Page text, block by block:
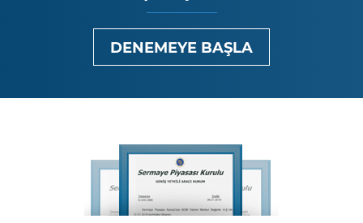
DENEMEYE BAŞLA